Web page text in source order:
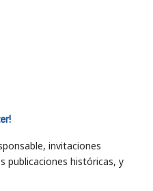
invitaciones
publicaciones históricas, y